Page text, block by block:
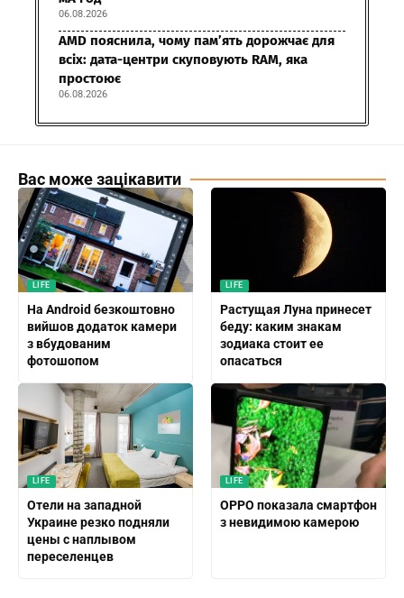
06.08.2026
AMD пояснила, чому пам’ять дорожчає для
всіх: дата-центри скуповують RAM, яка
простоює
06.08.2026
Вас може зацікавити
LIFE
На Android безкоштовно
вийшов додаток камери
з вбудованим
фотошопом
LIFE
Растущая Луна принесет
беду: каким знакам
зодиака стоит ее
опасаться
LIFE
Отели на западной
Украине резко подняли
цены с наплывом
переселенцев
LIFE
OPPO показала смартфон
з невидимою камерою